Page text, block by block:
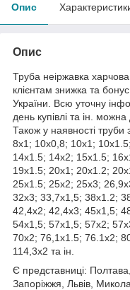
Опис
Опис
Труба неіржавка
клієнтам знижка та
України. Всю уточну
день купівлі та ін.
Також у наявності труби
8х1; 10х0,8; 10х1;
14х1.5; 14х2; 15х1.5;
19х1.5; 20х1; 20х1.2;
25х1.5; 25х2; 25х3;
32х3; 33,7х1,5; 38х1.2;
42,4х2; 42,4х3; 45х1,5;
54х1,5; 57х1,5; 57х2;
70х2; 76,1х1.5; 76.1х2;
114,3х2 та ін.
Є представниці:
Запоріжжя, Львів,